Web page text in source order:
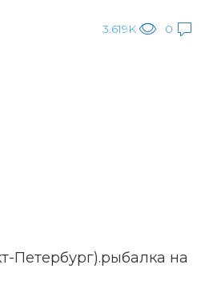
3.619K 0